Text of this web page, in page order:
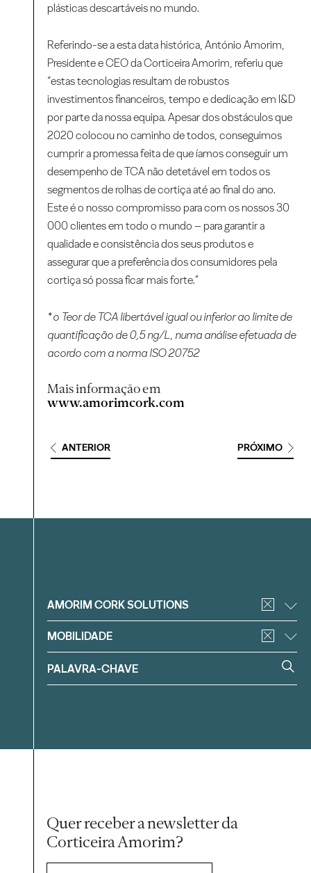
plásticas descartáveis no mundo.
Referindo-se a esta data histórica, António Amorim,
Presidente e CEO da Corticeira Amorim, referiu que
“estas tecnologias resultam de robustos
investimentos financeiros, tempo e dedicação em I&D
por parte da nossa equipa. Apesar dos obstáculos que
2020 colocou no caminho de todos, conseguimos
cumprir a promessa feita de que íamos conseguir um
desempenho de TCA não detetável em todos os
segmentos de rolhas de cortiça até ao final do ano.
Este é o nosso compromisso para com os nossos 30
000 clientes em todo o mundo – para garantir a
qualidade e consistência dos seus produtos e
assegurar que a preferência dos consumidores pela
cortiça só possa ficar mais forte.”
* o Teor de TCA libertável igual ou inferior ao limite de
quantificação de 0,5 ng/L, numa análise efetuada de
acordo com a norma ISO 20752
Mais informação em
www.amorimcork.com
ANTERIOR PRÓXIMO
Filtrar
AMORIM CORK SOLUTIONS
MOBILIDADE
Quer receber a newsletter da
Corticeira Amorim?